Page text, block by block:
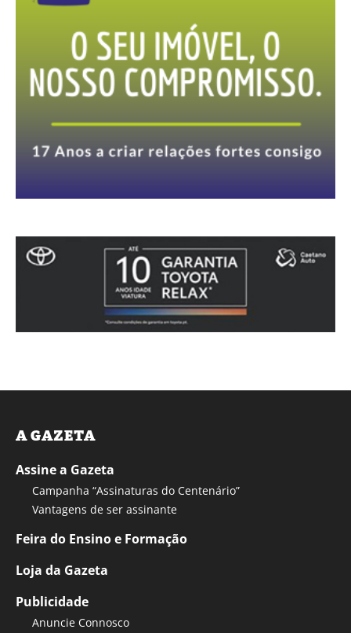
A GAZETA
Assine a Gazeta
Campanha “Assinaturas do Centenário”
Vantagens de ser assinante
Feira do Ensino e Formação
Loja da Gazeta
Publicidade
Anuncie Connosco